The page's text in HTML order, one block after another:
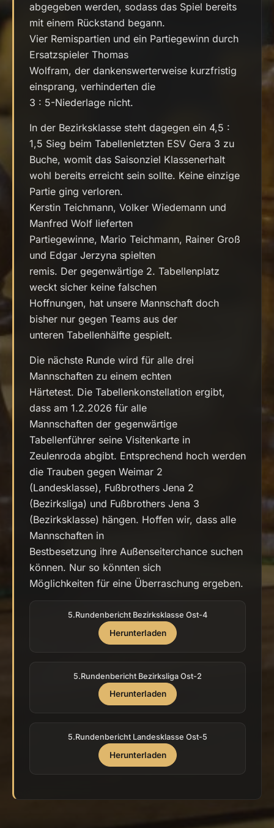
abgegeben werden, sodass das Spiel bereits
mit einem Rückstand begann.
Vier Remispartien und ein Partiegewinn durch
Ersatzspieler Thomas
Wolfram, der dankenswerterweise kurzfristig
einsprang, verhinderten die
3 : 5-Niederlage nicht.
In der Bezirksklasse steht dagegen ein 4,5 :
1,5 Sieg beim Tabellenletzten ESV Gera 3 zu
Buche, womit das Saisonziel Klassenerhalt
wohl bereits erreicht sein sollte. Keine einzige
Partie ging verloren.
Kerstin Teichmann, Volker Wiedemann und
Manfred Wolf lieferten
Partiegewinne, Mario Teichmann, Rainer Groß
und Edgar Jerzyna spielten
remis. Der gegenwärtige 2. Tabellenplatz
weckt sicher keine falschen
Hoffnungen, hat unsere Mannschaft doch
bisher nur gegen Teams aus der
unteren Tabellenhälfte gespielt.
Die nächste Runde wird für alle drei
Mannschaften zu einem echten
Härtetest. Die Tabellenkonstellation ergibt,
dass am 1.2.2026 für alle
Mannschaften der gegenwärtige
Tabellenführer seine Visitenkarte in
Zeulenroda abgibt. Entsprechend hoch werden
die Trauben gegen Weimar 2
(Landesklasse), Fußbrothers Jena 2
(Bezirksliga) und Fußbrothers Jena 3
(Bezirksklasse) hängen. Hoffen wir, dass alle
Mannschaften in
Bestbesetzung ihre Außenseiterchance suchen
können. Nur so könnten sich
Möglichkeiten für eine Überraschung ergeben.
5.Rundenbericht Bezirksklasse Ost-4
Herunterladen
5.Rundenbericht Bezirksliga Ost-2
Herunterladen
5.Rundenbericht Landesklasse Ost-5
Herunterladen